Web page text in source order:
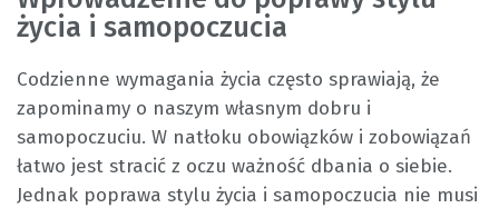
życia i samopoczucia
Codzienne wymagania życia często sprawiają, że
zapominamy o naszym własnym dobru i
samopoczuciu. W natłoku obowiązków i zobowiązań
łatwo jest stracić z oczu ważność dbania o siebie.
Jednak poprawa stylu życia i samopoczucia nie musi